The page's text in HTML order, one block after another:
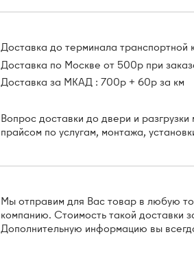
Доставка до терминала транспортной
Доставка по Москве от 500р при
Доставка за МКАД : 700р + 60р за км
Вопрос доставки до двери и
прайсом по услугам, монтажа,
Мы отправим для Вас товар в любую
компанию. Стоимость такой доставки
Дополнительную информацию вы